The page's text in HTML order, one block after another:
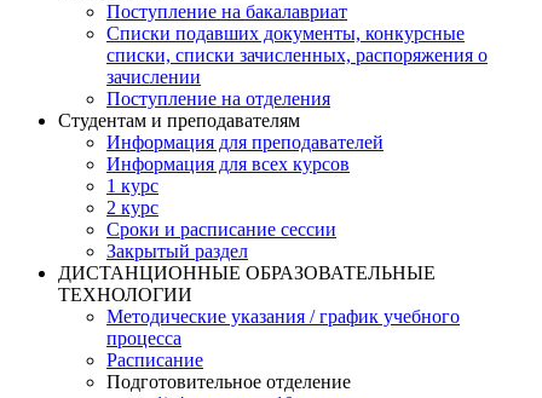
Поступление на бакалавриат
Списки подавших документы, конкурсные
списки, списки зачисленных, распоряжения о
зачислении
Поступление на отделения
Студентам и преподавателям
Информация для преподавателей
Информация для всех курсов
1 курс
2 курс
Сроки и расписание сессии
Закрытый раздел
ДИСТАНЦИОННЫЕ ОБРАЗОВАТЕЛЬНЫЕ
ТЕХНОЛОГИИ
Методические указания / график учебного
процесса
Расписание
Подготовительное отделение